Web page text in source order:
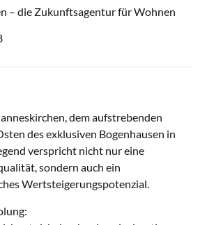
– die Zukunftsagentur für Wohnen
dem aufstrebenden
des exklusiven Bogenhausen in
verspricht nicht nur eine
sondern auch ein
Wertsteigerungspotenzial.